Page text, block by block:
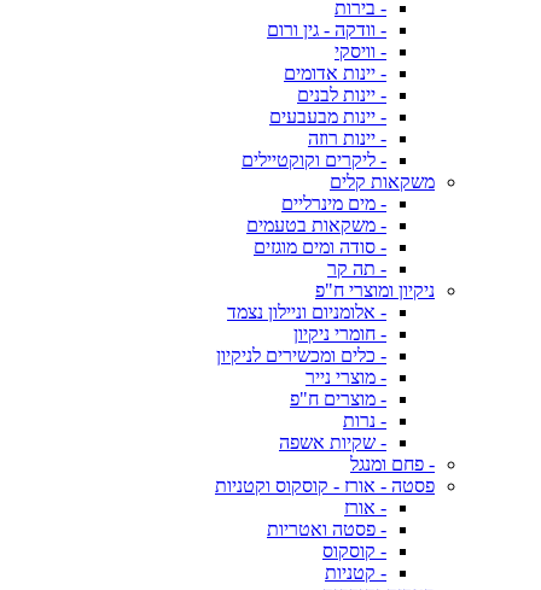
- בירות
- וודקה - גין ורום
- וויסקי
- יינות אדומים
- יינות לבנים
- יינות מבעבעים
- יינות רוזה
- ליקרים וקוקטיילים
משקאות קלים
- מים מינרליים
- משקאות בטעמים
- סודה ומים מוגזים
- תה קר
ניקיון ומוצרי ח"פ
- אלומניום וניילון נצמד
- חומרי ניקיון
- כלים ומכשירים לניקיון
- מוצרי נייר
- מוצרים ח"פ
- נרות
- שקיות אשפה
- פחם ומנגל
פסטה - אורז - קוסקוס וקטניות
- אורז
- פסטה ואטריות
- קוסקוס
- קטניות